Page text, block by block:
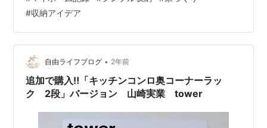
こともあり、 「何を着ればいいの？」 と悩む毎日です。
家の中も意外と冷えていて、 数日前には、床暖房をつけ
ました。 ５月なのに床暖を使うなんて…と思いながら
も、 この寒暖差…
#収納アイデア
自由ライフブログ • 2年前
追加で購入‼「キッチンコンロ奥コーナーラッ
ク 2段」バージョン 山崎実業 tower